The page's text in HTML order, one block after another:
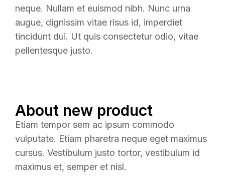
neque. Nullam et euismod nibh. Nunc urna
augue, dignissim vitae risus id, imperdiet
tincidunt dui. Ut quis consectetur odio, vitae
pellentesque justo.
About new product
Etiam tempor sem ac ipsum commodo
vulputate. Etiam pharetra neque eget maximus
cursus. Vestibulum justo tortor, vestibulum id
maximus et, semper et nisl.